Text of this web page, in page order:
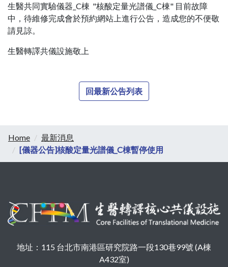
生醫共同實驗儀器_C棟 "核酸定量光譜儀_C棟" 目前故障
中，待維修完成會於預約網站上進行公告，造成您的不便敬
請見諒。
生醫轉譯共儀設施敬上
回最新公告列表
Home
最新消息
[儀器公告]核酸定量光譜儀_C棟暫停使用
地址：115 台北市南港區研究院路一段130巷99號 (A棟
A432室)